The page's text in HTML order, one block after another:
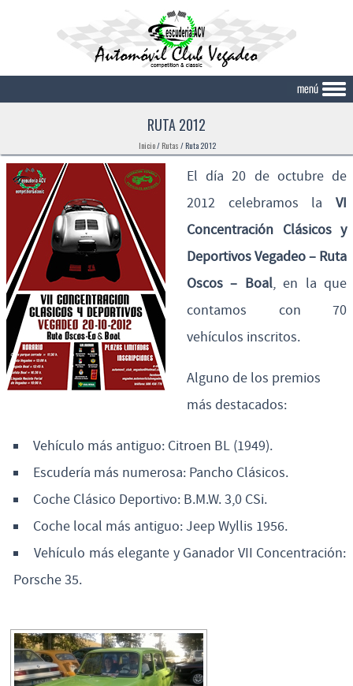
RUTA 2012
Inicio/ Rutas /Ruta 2012
El día 20 de octubre de
2012 celebramos la VI
Concentración Clásicos y
Deportivos Vegadeo – Ruta
Oscos – Boal, en la que
contamos con 70
vehículos inscritos.
Alguno de los premios
más destacados:
Vehículo más antiguo: Citroen BL (1949).
Escudería más numerosa: Pancho Clásicos.
Coche Clásico Deportivo: B.M.W. 3,0 CSi.
Coche local más antiguo: Jeep Wyllis 1956.
Vehículo más elegante y Ganador VII Concentración:
Porsche 35.